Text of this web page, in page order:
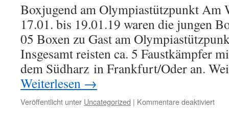
Boxjugend am Olympiastützpunkt Am
17.01. bis 19.01.19 waren die jungen
05 Boxen zu Gast am
Insgesamt reisten ca. 5 Faustkämpfer
dem Südharz in Frankfurt/Oder an.
Weiterlesen →
Veröffentlicht unter Uncategorized | Kommentare deaktiviertfür